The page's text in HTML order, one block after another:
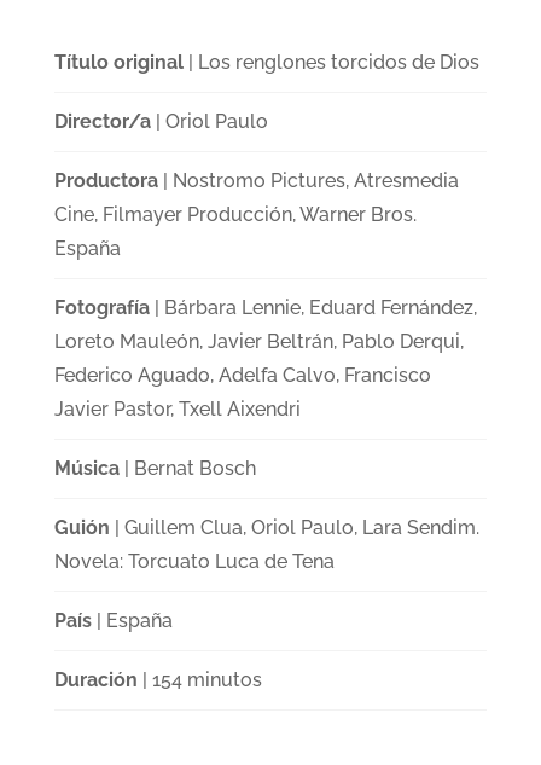
Título original| Los renglones torcidos de Dios
Director/a| Oriol Paulo
Productora| Nostromo Pictures, Atresmedia
Cine, Filmayer Producción, Warner Bros.
España
Fotografía| Bárbara Lennie, Eduard Fernández,
Loreto Mauleón, Javier Beltrán, Pablo Derqui,
Federico Aguado, Adelfa Calvo, Francisco
Javier Pastor, Txell Aixendri
Música| Bernat Bosch
Guión | Guillem Clua, Oriol Paulo, Lara Sendim.
Novela: Torcuato Luca de Tena
País| España
Duración | 154 minutos